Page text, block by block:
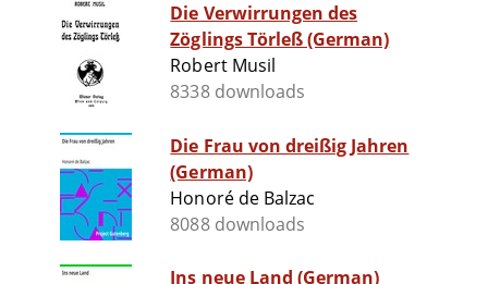
Die Verwirrungen des
Zöglings Törleß (German)
Robert Musil
8338 downloads
Die Frau von dreißig Jahren
(German)
Honoré de Balzac
8088 downloads
Ins neue Land (German)